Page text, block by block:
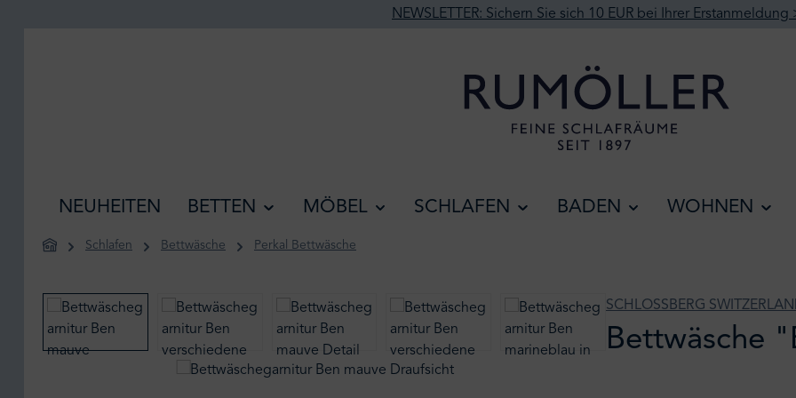
NEWSLETTER: Sichern Sie sich 10 EUR bei Ihrer Erstanmeldung
NEUHEITEN BETTEN MÖBEL SCHLAFEN BADEN WOHNEN
Schlafen Bettwäsche Perkal Bettwäsche
SCHLOSSBERG
Bettwäsche